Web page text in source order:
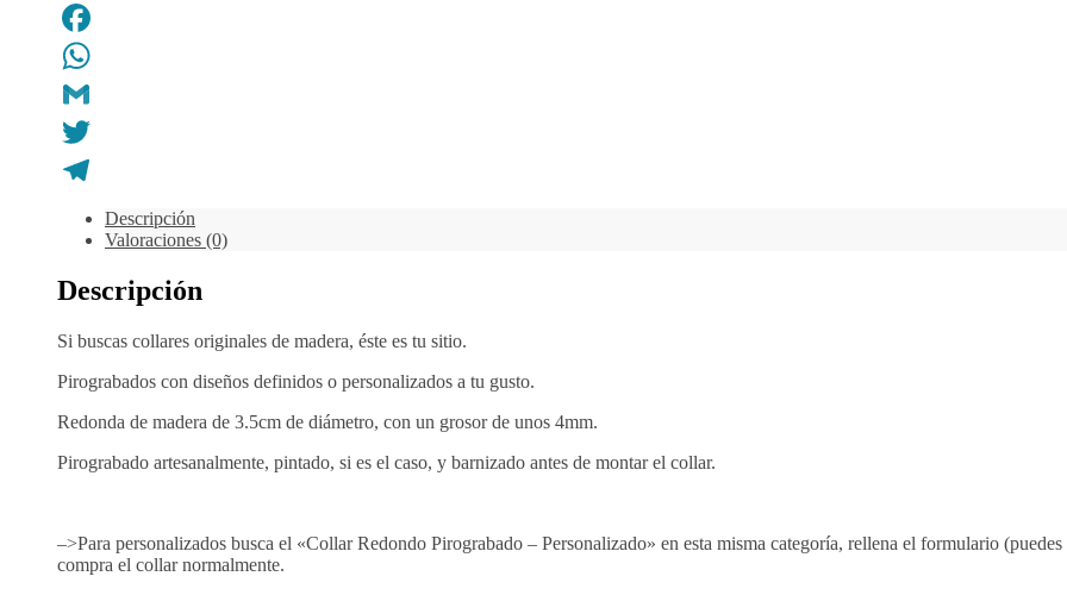
Facebook
WhatsApp
Gmail
Twitter
Telegram
Descripción
Valoraciones (0)
Descripción
Si buscas collares originales de madera, éste es tu sitio.
Pirograbados con diseños definidos o personalizados a tu gusto.
Redonda de madera de 3.5cm de diámetro, con un grosor de unos 4mm.
Pirograbado artesanalmente, pintado, si es el caso, y barnizado antes de montar el collar.
–>Para personalizados busca el «Collar Redondo Pirograbado – Personalizado» en esta misma categoría, rellena el formulario
compra el collar normalmente.